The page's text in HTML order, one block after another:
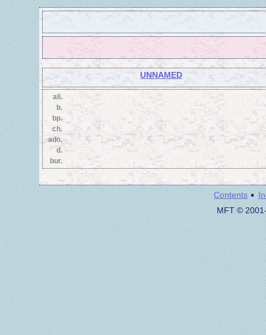
UNNAMED
ali.
b.
bp.
ch.
ado.
d.
bur.
Contents ·
MFT ©